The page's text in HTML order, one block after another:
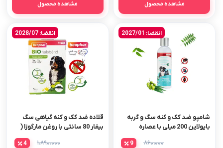
مشاهده محصول مشاهده محصول
انقضا: 2027/01
شامپو ضد کک و کنه سگ و گربه
بایولاین 200 میلی با عصاره
۸۶۰،۰۰۰ 9
انقضا: 2028/07
قلاده ضد کک و کنه گیاهی سگ
بیفار 80 سانتی با روغن مارگوزا (
۱،۸۹۰،۰۰۰ 4